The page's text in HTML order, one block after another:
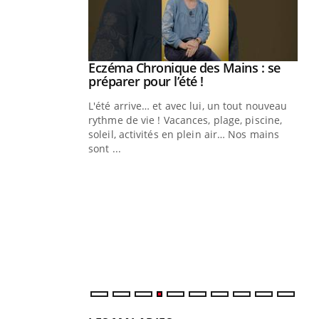
Youtube
Eczéma Chronique des Mains : se
préparer pour l’été !Youtube
L'été arrive… et avec lui, un tout nouveau
rythme de vie ! Vacances, plage, piscine,
soleil, activités en plein air… Nos mains
sont ...